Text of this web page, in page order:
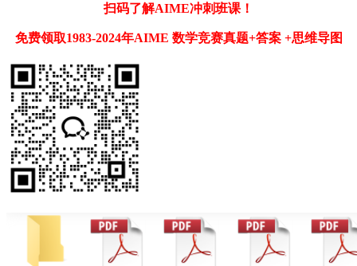
扫码了解AIME冲刺班课！
免费领取1983-2024年AIME 数学竞赛真题+答案 +思维导图